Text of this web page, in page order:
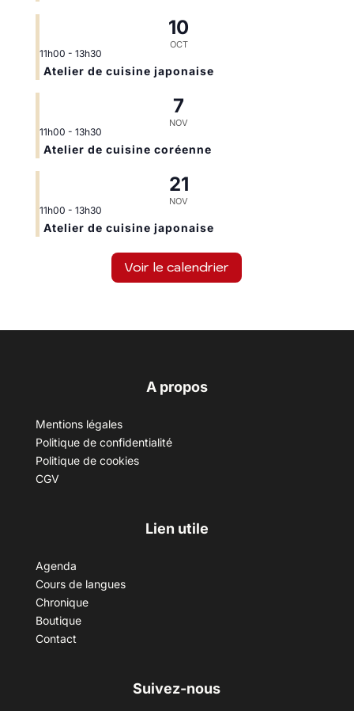
10
OCT
11h00 - 13h30
Atelier de cuisine japonaise
7
NOV
11h00 - 13h30
Atelier de cuisine coréenne
21
NOV
11h00 - 13h30
Atelier de cuisine japonaise
Voir le calendrier
A propos
Mentions légales
Politique de confidentialité
Politique de cookies
CGV
Lien utile
Agenda
Cours de langues
Chronique
Boutique
Contact
Suivez-nous